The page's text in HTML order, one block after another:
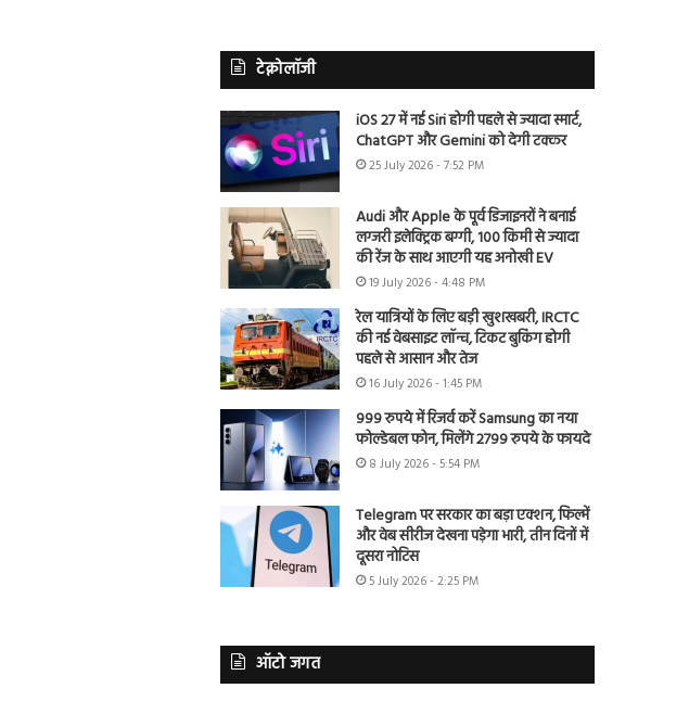
टेक्नोलॉजी
iOS 27 में नई Siri होगी पहले से ज्यादा स्मार्ट,
ChatGPT और Gemini को देगी टक्कर
25 July 2026 - 7:52 PM
Audi और Apple के पूर्व डिजाइनरों ने बनाई
लग्जरी इलेक्ट्रिक बग्गी, 100 किमी से ज्यादा
की रेंज के साथ आएगी यह अनोखी EV
19 July 2026 - 4:48 PM
रेल यात्रियों के लिए बड़ी खुशखबरी, IRCTC
की नई वेबसाइट लॉन्च, टिकट बुकिंग होगी
पहले से आसान और तेज
16 July 2026 - 1:45 PM
999 रुपये में रिजर्व करें Samsung का नया
फोल्डेबल फोन, मिलेंगे 2799 रुपये के फायदे
8 July 2026 - 5:54 PM
Telegram पर सरकार का बड़ा एक्शन, फिल्में
और वेब सीरीज देखना पड़ेगा भारी, तीन दिनों में
दूसरा नोटिस
5 July 2026 - 2:25 PM
ऑटो जगत